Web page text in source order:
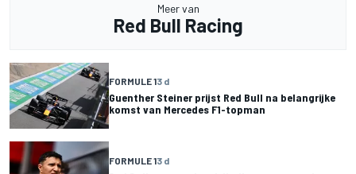
Meer van
Red Bull Racing
FORMULE 13 d
Guenther Steiner prijst Red Bull na belangrijke
komst van Mercedes F1-topman
FORMULE 13 d